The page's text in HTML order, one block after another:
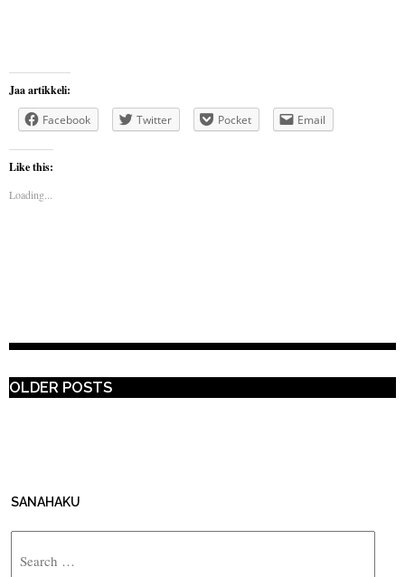
Jaa artikkeli:
Facebook
Twitter Pocket Email
Like this:
Loading...
POST NAVIGATION
OLDER POSTS
SANAHAKU